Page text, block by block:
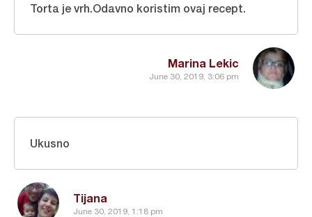
Marina Lekic
June 30, 2019, 3:06 pm
Torta je vrh.Odavno koristim ovaj recept.
Tijana
June 30, 2019, 1:18 pm
Ukusno